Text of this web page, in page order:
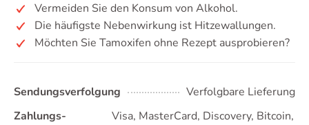
Vermeiden Sie den Konsum von Alkohol.
Die häufigste Nebenwirkung ist Hitzewallungen.
Möchten Sie Tamoxifen ohne Rezept ausprobieren?
Sendungsverfolgung
Verfolgbare Lieferung
Zahlungs-
Visa, MasterCard, Discovery, Bitcoin,